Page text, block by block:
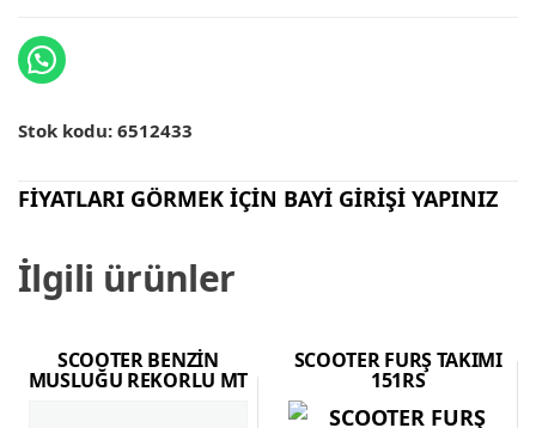
Stok kodu: 6512433
FİYATLARI GÖRMEK İÇİN BAYİ GİRİŞİ YAPINIZ
İlgili ürünler
SCOOTER BENZİN
MUSLUĞU REKORLU MT
SCOOTER FURŞ TAKIMI
151RS